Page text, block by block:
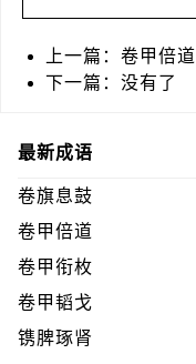
上一篇： 卷甲倍道
下一篇：没有了
最新成语
卷旗息鼓
卷甲倍道
卷甲衔枚
卷甲韬戈
镌脾琢肾